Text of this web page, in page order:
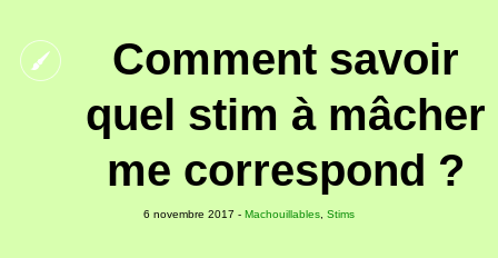
Comment savoir
quel stim à mâcher
me correspond ?
6 novembre 2017 - Machouillables, Stims